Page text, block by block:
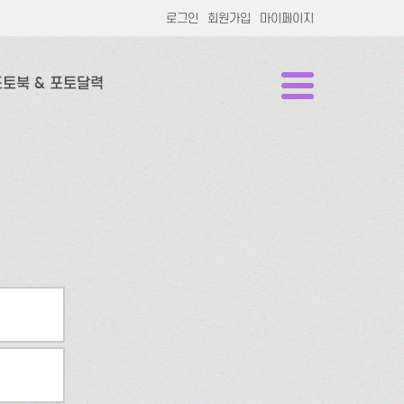
로그인 회원가입 마이페이지
북 & 포토달력